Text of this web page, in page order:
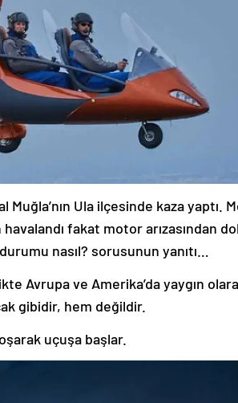
Muğla’nın Ula ilçesinde kaza yaptı.
fakat motor arızasından
nasıl? sorusunun yanıtı…
Avrupa ve Amerika’da yaygın
gibidir, hem değildir.
uçuşa başlar.